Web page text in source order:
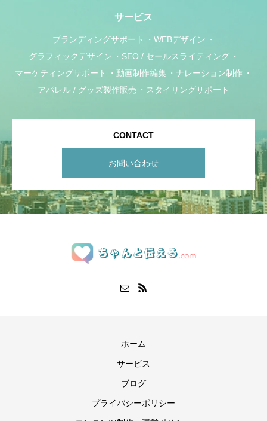
サービス
ブランディングサポート
WEBデザイン
グラフィックデザイン
SEO / セールスライティング
マーケティングサポート
動画制作編集
ナレーション制作
アパレル / グッズ製作販売
スタイリングサポート
CONTACT
お問い合わせ
ホーム
サービス
ブログ
プライバシーポリシー